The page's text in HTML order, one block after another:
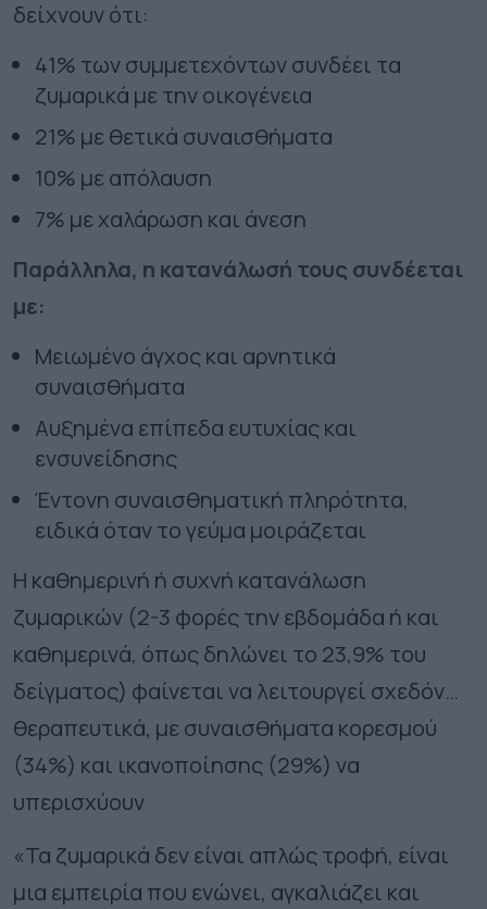
δείχνουν ότι:
41% των συμμετεχόντων συνδέει τα
ζυμαρικά με την οικογένεια
21% με θετικά συναισθήματα
10% με απόλαυση
7% με χαλάρωση και άνεση
Παράλληλα, η κατανάλωσή τους συνδέεται
με:
Μειωμένο άγχος και αρνητικά
συναισθήματα
Αυξημένα επίπεδα ευτυχίας και
ενσυνείδησης
Έντονη συναισθηματική πληρότητα,
ειδικά όταν το γεύμα μοιράζεται
Η καθημερινή ή συχνή κατανάλωση
ζυμαρικών (2-3 φορές την εβδομάδα ή και
καθημερινά, όπως δηλώνει το 23,9% του
δείγματος) φαίνεται να λειτουργεί σχεδόν…
θεραπευτικά, με συναισθήματα κορεσμού
(34%) και ικανοποίησης (29%) να
υπερισχύουν
«Τα ζυμαρικά δεν είναι απλώς τροφή, είναι
μια εμπειρία που ενώνει, αγκαλιάζει και